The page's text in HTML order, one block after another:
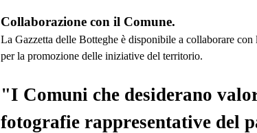
Collaborazione con il Comune.
La Gazzetta delle Botteghe è disponibile a collaborare
per la promozione delle iniziative del territorio.
"I Comuni che desiderano
fotografie rappresentative del